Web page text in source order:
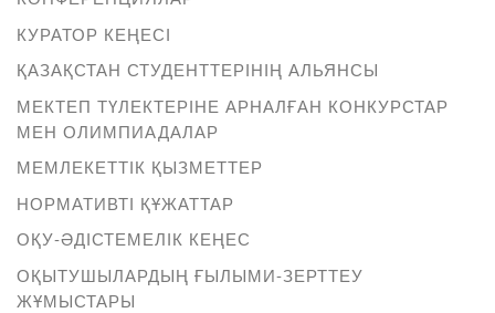
КУРАТОР КЕҢЕСІ
ҚАЗАҚСТАН СТУДЕНТТЕРІНІҢ АЛЬЯНСЫ
МЕКТЕП ТҮЛЕКТЕРІНЕ АРНАЛҒАН КОНКУРСТАР
МЕН ОЛИМПИАДАЛАР
МЕМЛЕКЕТТІК ҚЫЗМЕТТЕР
НОРМАТИВТІ ҚҰЖАТТАР
ОҚУ-ӘДІСТЕМЕЛІК КЕҢЕС
ОҚЫТУШЫЛАРДЫҢ ҒЫЛЫМИ-ЗЕРТТЕУ
ЖҰМЫСТАРЫ